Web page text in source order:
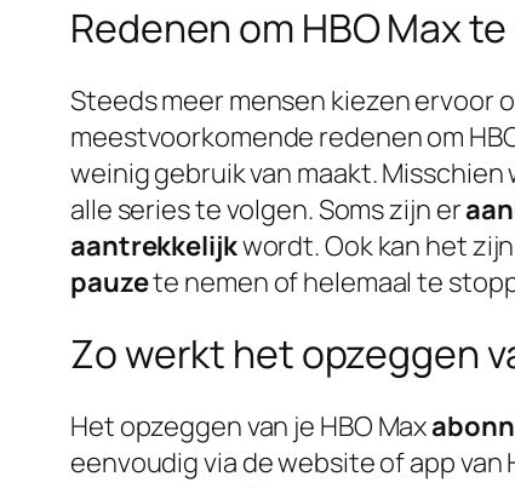
Redenen om HBO Max
Steeds meer mensen kiezen ervoor
meestvoorkomende redenen om
weinig gebruik van maakt. Misschien
alle series te volgen. Soms zijn er
aantrekkelijkwordt. Ook kan het
pauzete nemen of helemaal te
Zo werkt het opzeggen
Het opzeggen van je HBO Max
eenvoudig via de website of app van